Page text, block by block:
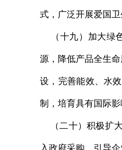
式，广泛开展爱国
（十九）加大绿
源，降低产品全生
设，完善能效、水
制，培育具有国际影
（二十）积极扩大
入政府采购。引导